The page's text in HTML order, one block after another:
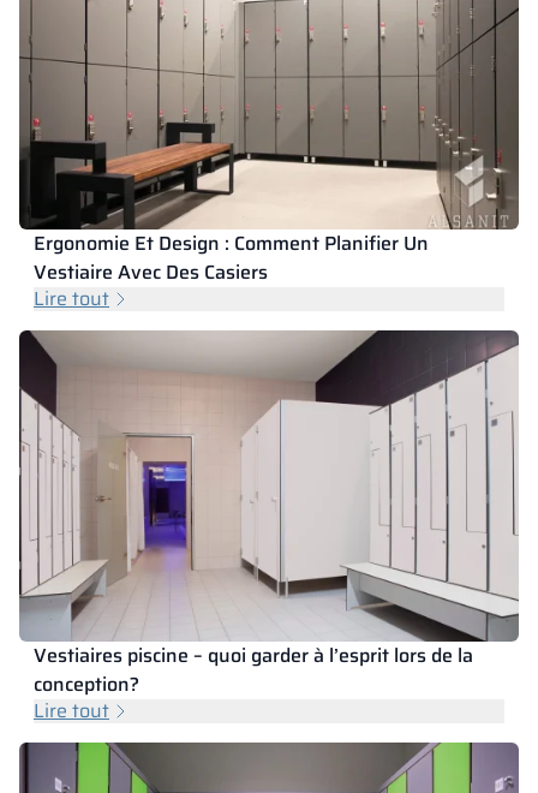
Ergonomie Et Design : Comment Planifier Un
Vestiaire Avec Des Casiers
Lire tout
Vestiaires piscine – quoi garder à l’esprit lors de la
conception?
Lire tout